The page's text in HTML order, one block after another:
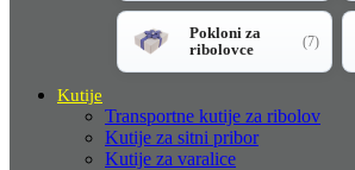
Pokloni za
ribolovce
(7)
Kutije
Transportne kutije za ribolov
Kutije za sitni pribor
Kutije za varalice